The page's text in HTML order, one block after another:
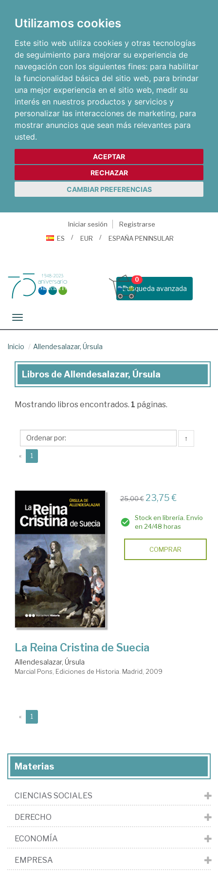
Utilizamos cookies
Este sitio web utiliza cookies y otras tecnologías
de seguimiento para mejorar su experiencia de
navegación con los siguientes fines: para habilitar
la funcionalidad básica del sitio web, para brindar
una mejor experiencia en el sitio web, medir su
interés en nuestros productos y servicios y
personalizar las interacciones de marketing, para
mostrar anuncios que sean más relevantes para
usted.
ACEPTAR
RECHAZAR
CAMBIAR PREFERENCIAS
Iniciar sesión
Registrarse
ES
EUR ESPAÑA PENINSULAR
Busqueda avanzada
0
Toggle navigation
Inicio Allendesalazar, Úrsula
Libros
Allendesalazar,
Libros de Allendesalazar, Úrsula
Mostrando libros encontrados. 1 páginas.
↑
« 1
25,00 € 23,75 €
Stock en librería. Envío
en 24/48 horas
COMPRAR
La Reina Cristina de Suecia
Allendesalazar, Úrsula
Marcial Pons, Ediciones de Historia. Madrid, 2009
« 1
Materias
CIENCIAS SOCIALES
DERECHO
ECONOMÍA
EMPRESA